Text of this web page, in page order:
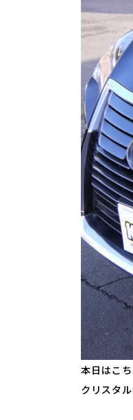
本日はこち
クリスタ